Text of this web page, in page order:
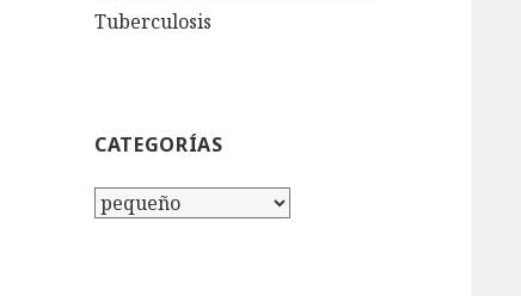
Tuberculosis
CATEGORÍAS
Categorías